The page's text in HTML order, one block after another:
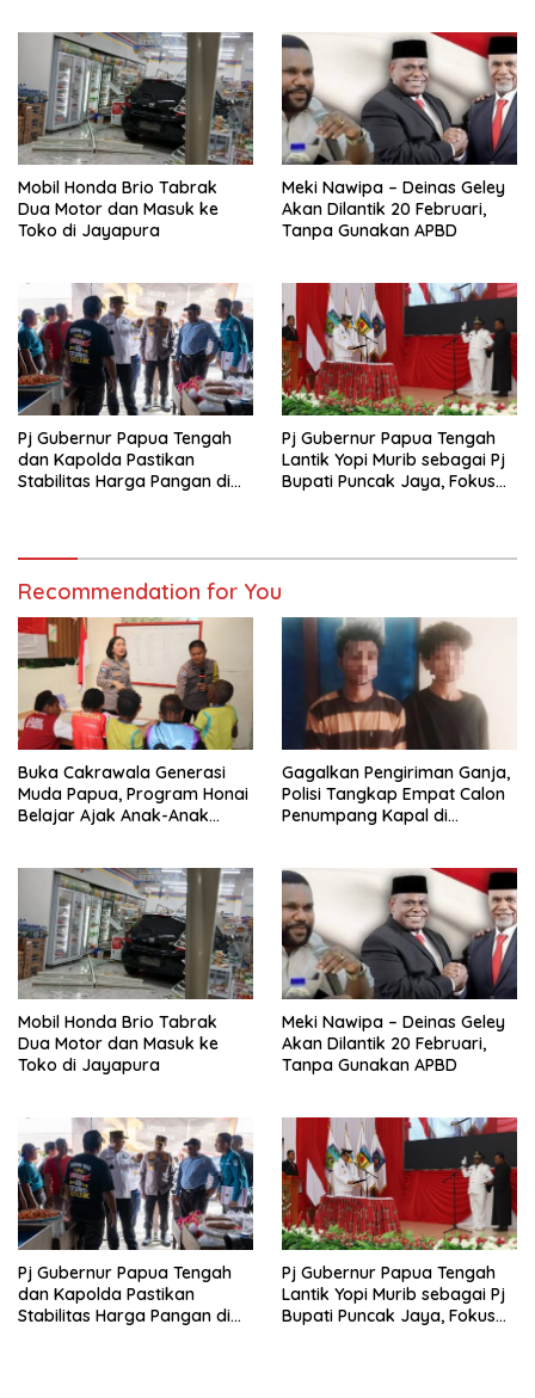
Mobil Honda Brio Tabrak
Dua Motor dan Masuk ke
Toko di Jayapura
Meki Nawipa – Deinas Geley
Akan Dilantik 20 Februari,
Tanpa Gunakan APBD
Pj Gubernur Papua Tengah
dan Kapolda Pastikan
Stabilitas Harga Pangan di
Pj Gubernur Papua Tengah
Lantik Yopi Murib sebagai Pj
Bupati Puncak Jaya, Fokus
Recommendation for You
Buka Cakrawala Generasi
Muda Papua, Program Honai
Belajar Ajak Anak-Anak
Gagalkan Pengiriman Ganja,
Polisi Tangkap Empat Calon
Penumpang Kapal di
Mobil Honda Brio Tabrak
Dua Motor dan Masuk ke
Toko di Jayapura
Meki Nawipa – Deinas Geley
Akan Dilantik 20 Februari,
Tanpa Gunakan APBD
Pj Gubernur Papua Tengah
dan Kapolda Pastikan
Stabilitas Harga Pangan di
Pj Gubernur Papua Tengah
Lantik Yopi Murib sebagai Pj
Bupati Puncak Jaya, Fokus